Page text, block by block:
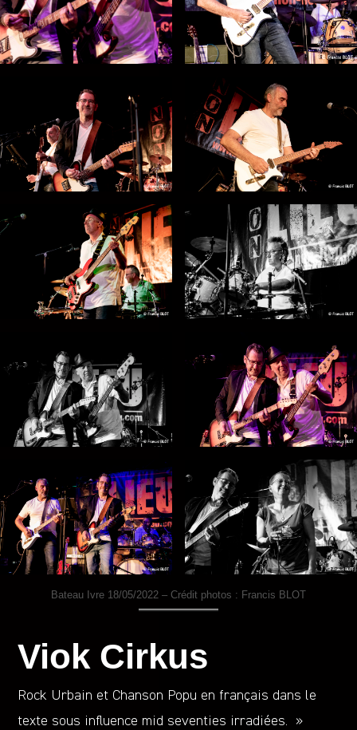
Bateau Ivre 18/05/2022 – Crédit photos : Francis BLOT
Viok Cirkus
Rock Urbain et Chanson Popu en français dans le
texte sous influence mid seventies irradiées. »